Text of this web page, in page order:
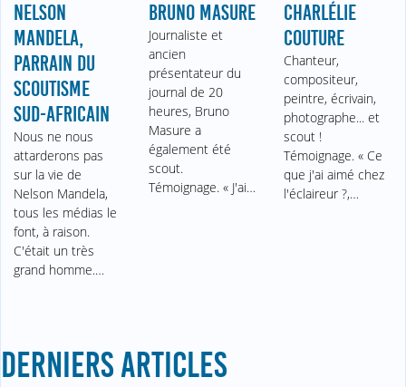
NELSON
MANDELA,
PARRAIN DU
SCOUTISME
SUD-AFRICAIN
Nous ne nous
attarderons pas
sur la vie de
Nelson Mandela,
tous les médias le
font, à raison.
C'était un très
grand homme.…
BRUNO MASURE
Journaliste et
ancien
présentateur du
journal de 20
heures, Bruno
Masure a
également été
scout.
Témoignage. « J'ai…
CHARLÉLIE
COUTURE
Chanteur,
compositeur,
peintre, écrivain,
photographe... et
scout !
Témoignage. « Ce
que j'ai aimé chez
l'éclaireur ?,…
DERNIERS ARTICLES